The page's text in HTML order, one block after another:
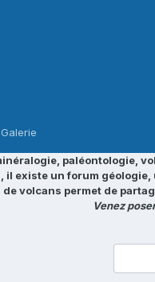
Galerie
paléontologie,
existe un forum
volcans permet de
Venez